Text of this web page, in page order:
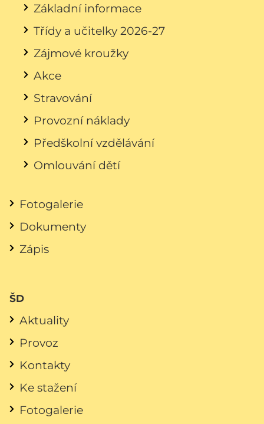
Základní informace
Třídy a učitelky 2026-27
Zájmové kroužky
Akce
Stravování
Provozní náklady
Předškolní vzdělávání
Omlouvání dětí
Fotogalerie
Dokumenty
Zápis
ŠD
Aktuality
Provoz
Kontakty
Ke stažení
Fotogalerie